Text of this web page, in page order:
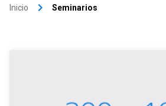
Inicio keyboard_arrow_right Seminarios